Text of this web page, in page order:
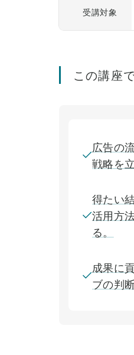
受講対象
この講座
広告の
戦略を
得たい
活用方
る。
成果に
ブの判